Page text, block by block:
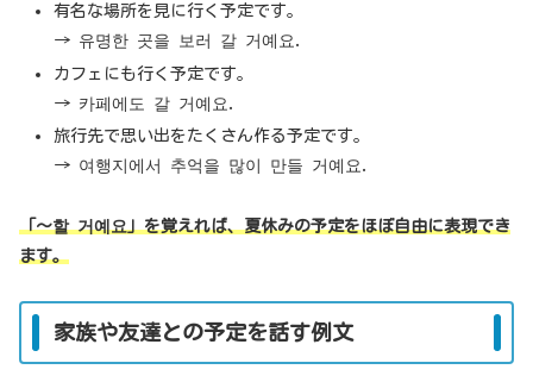
有名な場所を見に行く予定です。
→ 유명한 곳을 보러 갈 거예요.
カフェにも行く予定です。
→ 카페에도 갈 거예요.
旅行先で思い出をたくさん作る予定です。
→ 여행지에서 추억을 많이 만들 거예요.
「〜할 거예요」を覚えれば、夏休みの予定をほぼ自由に表現でき
ます。
家族や友達との予定を話す例文